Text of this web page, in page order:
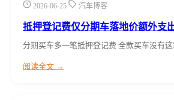
2026-06-25 汽车博客
抵押登记费仅分期车落地价额外支
分期买车多一笔抵押登记费 全款买车没有这
阅读全文 →